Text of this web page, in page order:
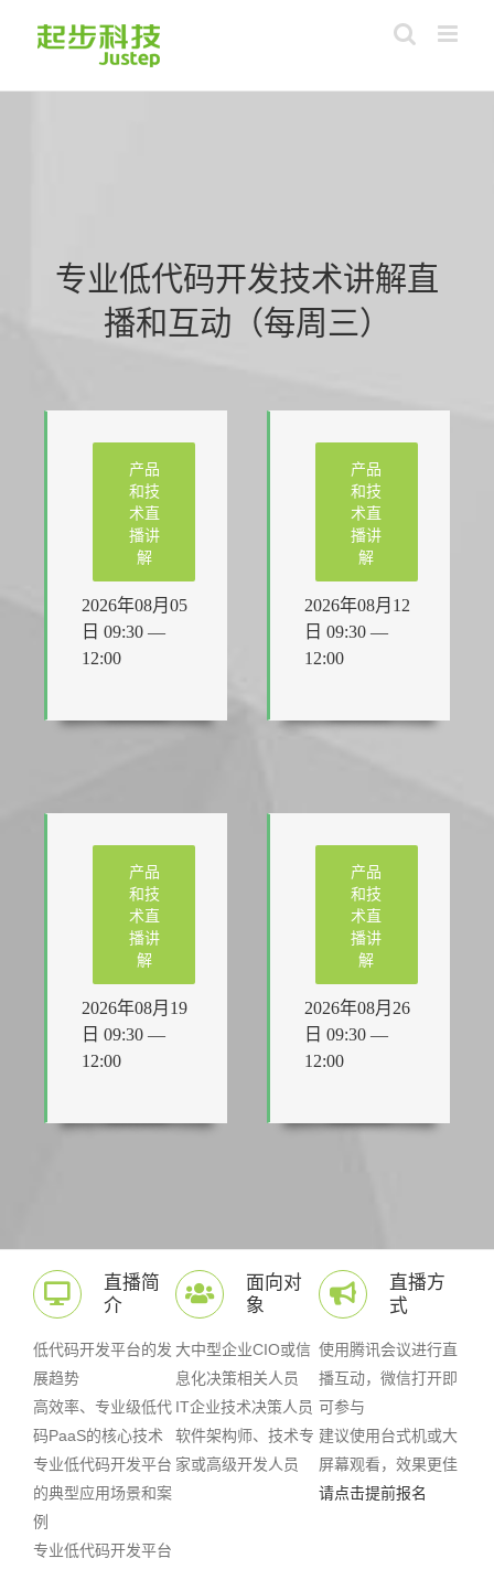
专业低代码开发技术讲解直
播和互动（每周三）
产品
和技
术直
播讲
解
2026年08月05
日 09:30 —
12:00
产品
和技
术直
播讲
解
2026年08月19
日 09:30 —
12:00
产品
和技
术直
播讲
解
2026年08月12
日 09:30 —
12:00
产品
和技
术直
播讲
解
2026年08月26
日 09:30 —
12:00
直播简
介
低代码开发平台的发
展趋势
高效率、专业级低代
码PaaS的核心技术
专业低代码开发平台
的典型应用场景和案
例
专业低代码开发平台
面向对
象
大中型企业CIO或信
息化决策相关人员
IT企业技术决策人员
软件架构师、技术专
家或高级开发人员
直播方
式
使用腾讯会议进行直
播互动，微信打开即
可参与
建议使用台式机或大
屏幕观看，效果更佳
请点击提前报名